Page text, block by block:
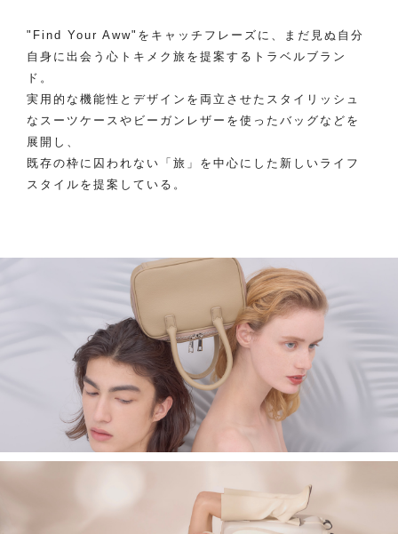
"Find Your Aww"をキャッチフレーズに、まだ見ぬ自分
自身に出会う心トキメク旅を提案するトラベルブラン
ド。
実用的な機能性とデザインを両立させたスタイリッシュ
なスーツケースやビーガンレザーを使ったバッグなどを
展開し、
既存の枠に囚われない「旅」を中心にした新しいライフ
スタイルを提案している。